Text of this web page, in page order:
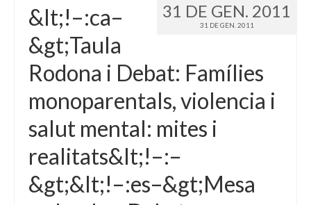
31 DE GEN. 2011
31 DE GEN. 2011
&lt;!–:ca–
&gt;Taula
Rodona i Debat: Famílies
monoparentals, violencia i
salut mental: mites i
realitats&lt;!–:–
&gt;&lt;!–:es–&gt;Mesa